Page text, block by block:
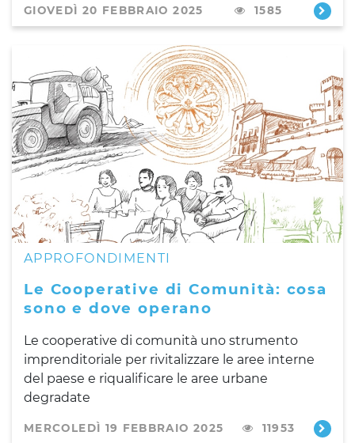
GIOVEDÌ 20 FEBBRAIO 2025 1585
APPROFONDIMENTI
Le Cooperative di Comunità: cosa
sono e dove operano
Le cooperative di comunità uno strumento
imprenditoriale per rivitalizzare le aree interne
del paese e riqualificare le aree urbane
degradate
MERCOLEDÌ 19 FEBBRAIO 2025 11953